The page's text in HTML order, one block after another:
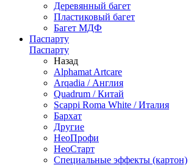
Деревянный багет
Пластиковый багет
Багет МДФ
Паспарту
Паспарту
Назад
Alphamat Artcare
Arqadia / Англия
Quadrum / Китай
Scappi Roma White / Италия
Бархат
Другие
НеоПрофи
НеоСтарт
Специальные эффекты (картон)